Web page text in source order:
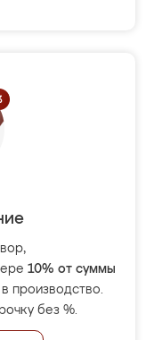
10% от суммы
производство.
без %.